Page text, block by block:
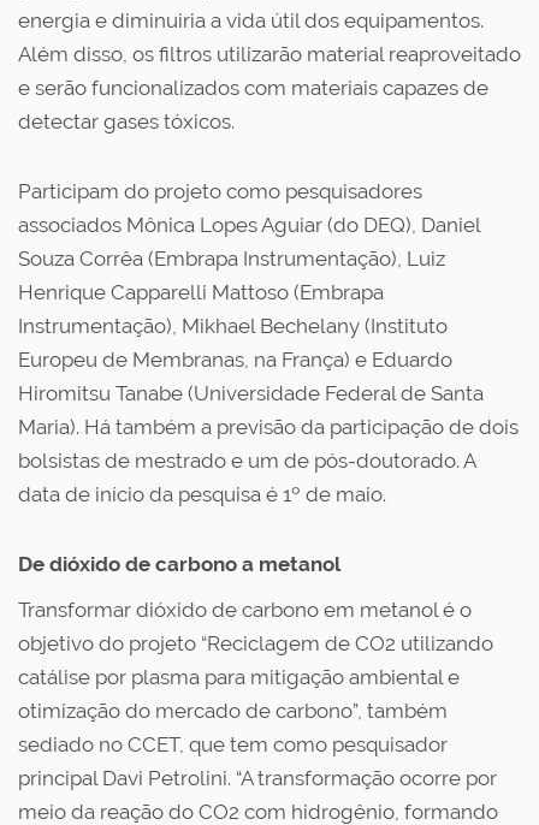
energia e diminuiria a vida útil dos equipamentos.
Além disso, os filtros utilizarão material reaproveitado
e serão funcionalizados com materiais capazes de
detectar gases tóxicos.
Participam do projeto como pesquisadores
associados Mônica Lopes Aguiar (do DEQ), Daniel
Souza Corrêa (Embrapa Instrumentação), Luiz
Henrique Capparelli Mattoso (Embrapa
Instrumentação), Mikhael Bechelany (Instituto
Europeu de Membranas, na França) e Eduardo
Hiromitsu Tanabe (Universidade Federal de Santa
Maria). Há também a previsão da participação de dois
bolsistas de mestrado e um de pós-doutorado. A
data de início da pesquisa é 1º de maio.
De dióxido de carbono a metanol
Transformar dióxido de carbono em metanol é o
objetivo do projeto “Reciclagem de CO2 utilizando
catálise por plasma para mitigação ambiental e
otimização do mercado de carbono”, também
sediado no CCET, que tem como pesquisador
principal Davi Petrolini. “A transformação ocorre por
meio da reação do CO2 com hidrogênio, formando